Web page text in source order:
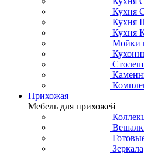
Кухня
Кухня
Кухня
Мойки
Прихожая
Мебель для прихожей
Зеркала